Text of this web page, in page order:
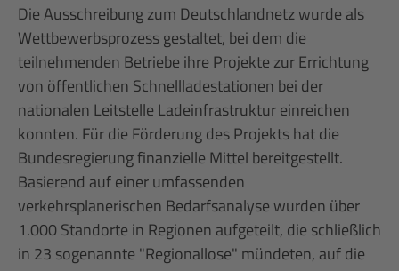
Die Ausschreibung zum Deutschlandnetz wurde als
Wettbewerbsprozess gestaltet, bei dem die
teilnehmenden Betriebe ihre Projekte zur Errichtung
von öffentlichen Schnellladestationen bei der
nationalen Leitstelle Ladeinfrastruktur einreichen
konnten. Für die Förderung des Projekts hat die
Bundesregierung finanzielle Mittel bereitgestellt.
Basierend auf einer umfassenden
verkehrsplanerischen Bedarfsanalyse wurden über
1.000 Standorte in Regionen aufgeteilt, die schließlich
in 23 sogenannte "Regionallose" mündeten, auf die